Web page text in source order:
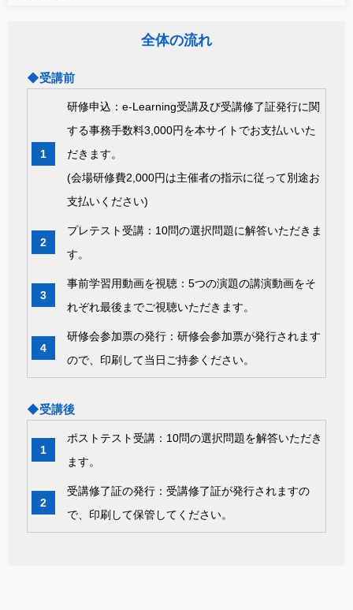
全体の流れ
◆受講前
研修申込：e-Learning受講及び受講修了証発行に関
する事務手数料3,000円を本サイトでお支払いいた
だきます。
(会場研修費2,000円は主催者の指示に従って別途お
支払いください)
プレテスト受講：10問の選択問題に解答いただきま
す。
事前学習用動画を視聴：5つの演題の講演動画をそ
れぞれ最後までご視聴いただきます。
研修会参加票の発行：研修会参加票が発行されます
ので、印刷して当日ご持参ください。
◆受講後
ポストテスト受講：10問の選択問題を解答いただき
ます。
受講修了証の発行：受講修了証が発行されますの
で、印刷して保管してください。